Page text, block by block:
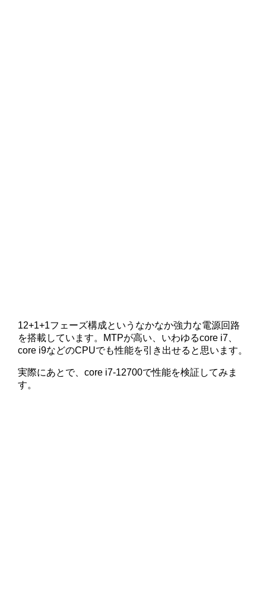
12+1+1フェーズ構成というなかなか強力な電源回路
を搭載しています。MTPが高い、いわゆるcore i7、
core i9などのCPUでも性能を引き出せると思います。
実際にあとで、core i7-12700で性能を検証してみま
す。